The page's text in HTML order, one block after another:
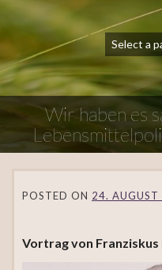
Wir haben es
POSTED ON 24.
Vortrag von